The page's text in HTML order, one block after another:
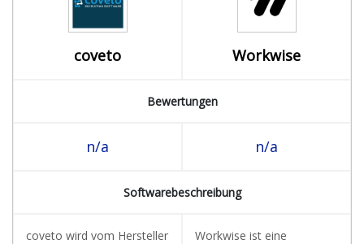
coveto Workwise
Bewertungen
n/a n/a
Softwarebeschreibung
coveto wird vom Hersteller
Workwise ist eine